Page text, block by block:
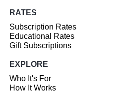
RATES
Subscription Rates
Educational Rates
Gift Subscriptions
EXPLORE
Who It's For
How It Works